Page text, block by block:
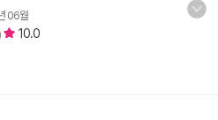
06월
10.0